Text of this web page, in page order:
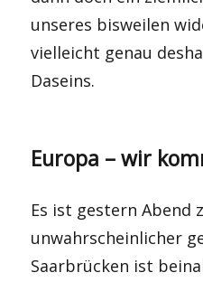
unseres bisweilen
vielleicht genau
Daseins.
Europa – wir
Es ist gestern Abend
unwahrscheinlicher
Saarbrücken ist